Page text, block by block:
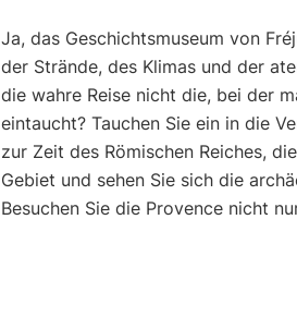
Ja, das Geschichtsmuseum von
der Strände, des Klimas und der
die wahre Reise nicht die, bei der
eintaucht? Tauchen Sie ein in die
zur Zeit des Römischen Reiches,
Gebiet und sehen Sie sich die
Besuchen Sie die Provence nicht